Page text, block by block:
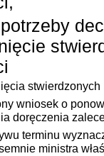
wniosek o
doręczenia
terminu
ministra